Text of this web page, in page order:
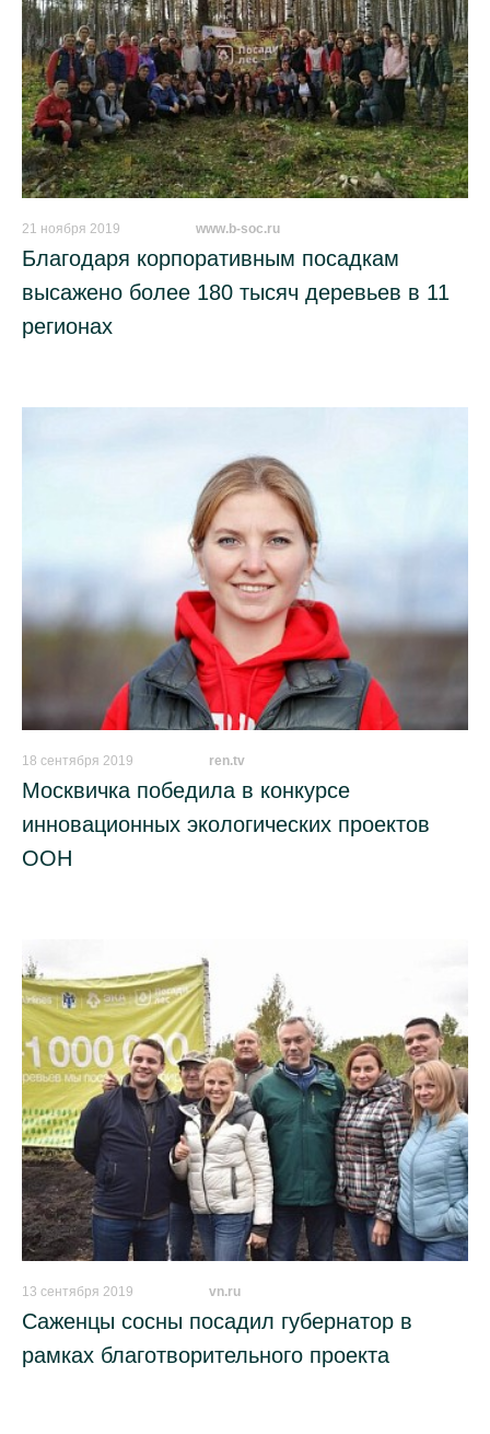
21 ноября 2019 www.b-soc.ru
Благодаря корпоративным посадкам
высажено более 180 тысяч деревьев в 11
регионах
18 сентября 2019 ren.tv
Москвичка победила в конкурсе
инновационных экологических проектов
ООН
13 сентября 2019 vn.ru
Саженцы сосны посадил губернатор в
рамках благотворительного проекта